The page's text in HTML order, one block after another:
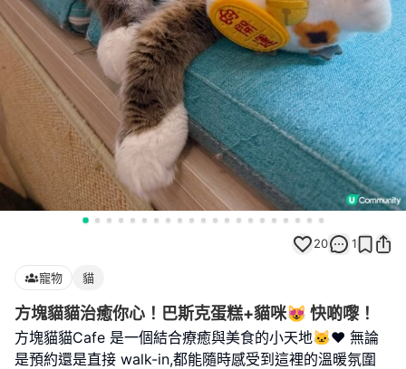
20 1
寵物 貓
方塊貓貓治癒你心！巴斯克蛋糕+貓咪😻 快啲嚟！
方塊貓貓Cafe 是一個結合療癒與美食的小天地🐱❤️ 無論
是預約還是直接 walk-in,都能隨時感受到這裡的溫暖氛圍